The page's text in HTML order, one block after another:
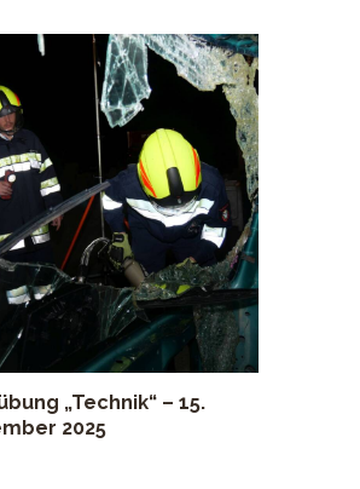
„Technik“ – 15.
2025